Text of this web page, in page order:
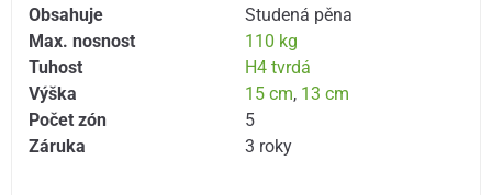
Obsahuje
Studená pěna
Max. nosnost
110 kg
Tuhost
H4 tvrdá
Výška
15 cm, 13 cm
Počet zón
5
Záruka
3 roky